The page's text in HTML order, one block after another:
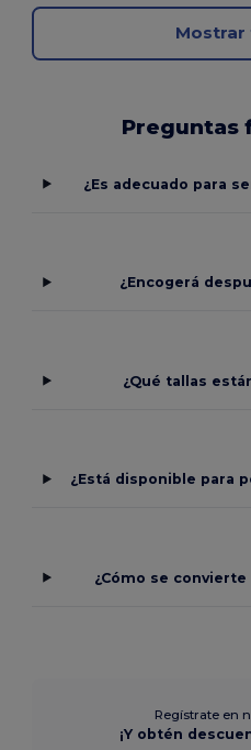
Mostrar
Preguntas
¿Es adecuado para
¿Encogerá
¿Qué tallas
¿Está disponible para
¿Cómo se
Regístrate en
¡Y obtén